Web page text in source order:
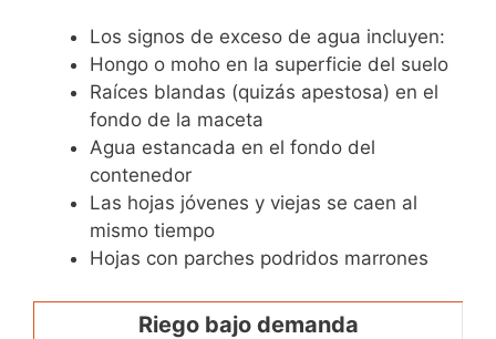
Los signos de exceso de agua incluyen:
Hongo o moho en la superficie del suelo
Raíces blandas (quizás apestosa) en el
fondo de la maceta
Agua estancada en el fondo del
contenedor
Las hojas jóvenes y viejas se caen al
mismo tiempo
Hojas con parches podridos marrones
Riego bajo demanda